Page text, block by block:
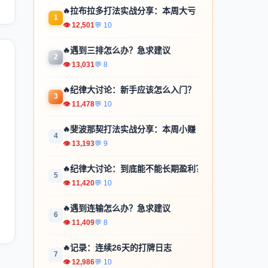
1
🔥拉布拉多打法实战分享：本周大亏
👁 12,501💬 10
2
🔥遇到三排怎么办？急求建议
👁 13,031💬 8
3
🔥纪律大讨论：新手应该怎么入门？
👁 11,478💬 10
4
🔥斐波那契打法实战分享：本周小赚
👁 13,193💬 9
5
🔥纪律大讨论：到底能不能长期盈利？
👁 11,420💬 10
6
🔥遇到连输怎么办？急求建议
👁 11,409💬 8
7
🔥记录：连续26天的打牌日志
👁 12,986💬 10